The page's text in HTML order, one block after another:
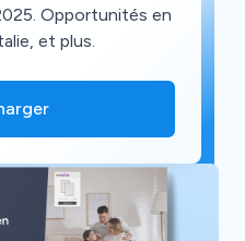
Opportunités en
et plus.